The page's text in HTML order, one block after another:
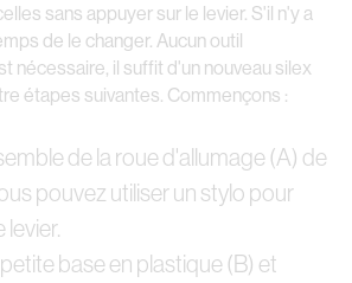
sans appuyer sur le levier. S'il n'y a
de le changer. Aucun outil
nécessaire, il suffit d'un nouveau silex
étapes suivantes. Commençons :
de la roue d'allumage (A) de
pouvez utiliser un stylo pour
levier.
base en plastique (B) et